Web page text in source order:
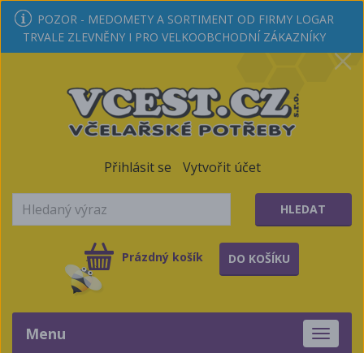
POZOR - MEDOMETY A SORTIMENT OD FIRMY LOGAR
TRVALE ZLEVNĚNY I PRO VELKOOBCHODNÍ ZÁKAZNÍKY
Přihlásit se Vytvořit účet
HLEDAT
Prázdný košík DO KOŠÍKU
Toggle
Menu